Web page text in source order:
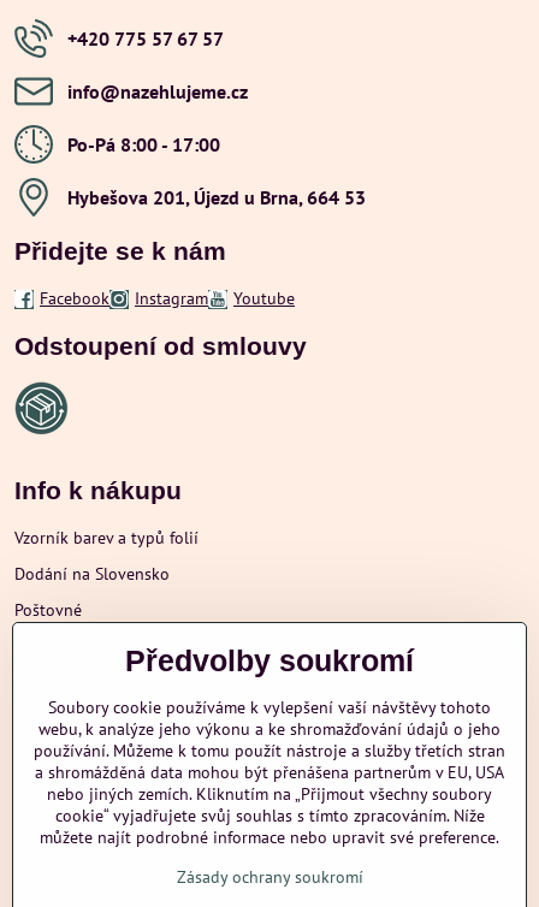
+420 775 57 67 57
info​@nazehlujeme​.cz
Po-Pá 8:00 - 17:00
Hybešova 201, Újezd u Brna, 664 53
Přidejte se k nám
Facebook Instagram Youtube
Odstoupení od smlouvy
Info k nákupu
Vzorník barev a typů folií
Dodání na Slovensko
Poštovné
Obchodní podmínky
Ochrana osobních údajů
Další informace
nazehlujeme
Předvolby soukromí
Soubory cookie používáme k vylepšení vaší návštěvy tohoto
webu, k analýze jeho výkonu a ke shromažďování údajů o jeho
používání. Můžeme k tomu použít nástroje a služby třetích stran
a shromážděná data mohou být přenášena partnerům v EU, USA
nebo jiných zemích. Kliknutím na „Přijmout všechny soubory
cookie“ vyjadřujete svůj souhlas s tímto zpracováním. Níže
můžete najít podrobné informace nebo upravit své preference.
Zásady ochrany soukromí